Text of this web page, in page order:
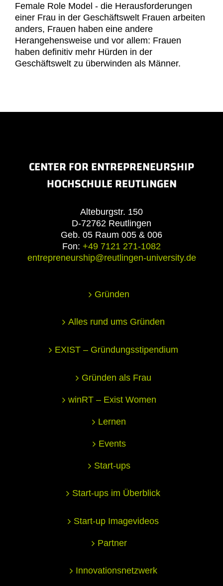
Female Role Model - die Herausforderungen
einer Frau in der Geschäftswelt Frauen arbeiten
anders, Frauen haben eine andere
Herangehensweise und vor allem: Frauen
haben definitiv mehr Hürden in der
Geschäftswelt zu überwinden als Männer.
CENTER FOR ENTREPRENEURSHIP
HOCHSCHULE REUTLINGEN
Alteburgstr. 150
D-72762 Reutlingen
Geb. 05 Raum 005 & 006
Fon: +49 7121 271-1082
entrepreneurship@reutlingen-university.de
Gründen
Alles rund ums Gründen
EXIST – Gründungsstipendium
Gründen als Frau
winRT – Exist Women
Lernen
Events
Start-ups
Start-ups im Überblick
Start-up Imagevideos
Partner
Innovationsnetzwerk